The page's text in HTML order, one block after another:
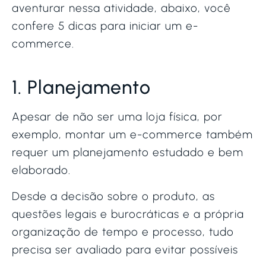
aventurar nessa atividade, abaixo, você
confere 5 dicas para iniciar um e-
commerce.
1. Planejamento
Apesar de não ser uma loja física, por
exemplo, montar um e-commerce também
requer um planejamento estudado e bem
elaborado.
Desde a decisão sobre o produto, as
questões legais e burocráticas e a própria
organização de tempo e processo, tudo
precisa ser avaliado para evitar possíveis